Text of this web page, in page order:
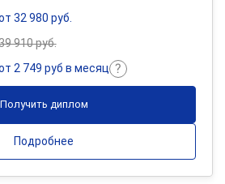
32 980 руб.
910 руб.
2 749 руб в месяц
Получить диплом
Подробнее